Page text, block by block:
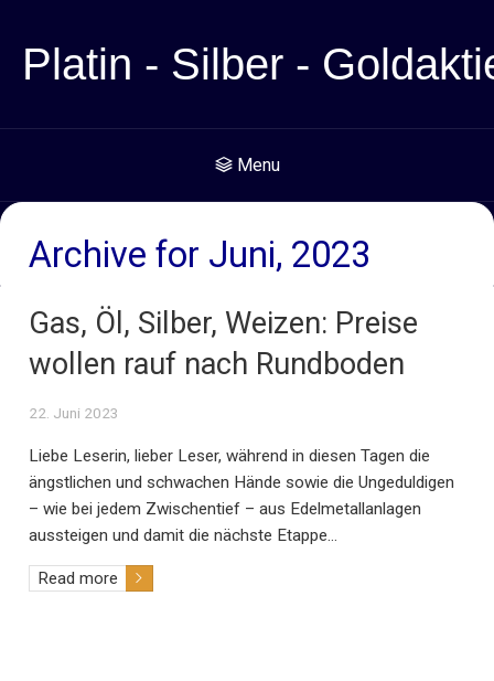
Platin - Silber -
Menu
Archive for Juni, 2023
Gas, Öl, Silber, Weizen: Preise
wollen rauf nach Rundboden
22. Juni 2023
Liebe Leserin, lieber Leser, während in diesen Tagen die
ängstlichen und schwachen Hände sowie die Ungeduldigen
– wie bei jedem Zwischentief – aus Edelmetallanlagen
aussteigen und damit die nächste Etappe…
Read more